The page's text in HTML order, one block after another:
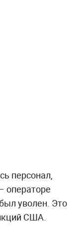
персонал,
операторе
уволен. Это
США.